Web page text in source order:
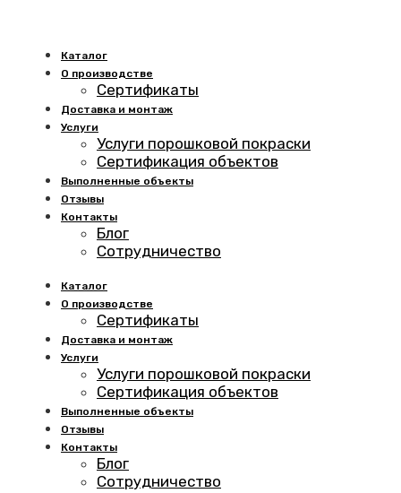
Каталог
О производстве
Сертификаты
Доставка и монтаж
Услуги
Услуги порошковой покраски
Сертификация объектов
Выполненные объекты
Отзывы
Контакты
Блог
Сотрудничество
Каталог
О производстве
Сертификаты
Доставка и монтаж
Услуги
Услуги порошковой покраски
Сертификация объектов
Выполненные объекты
Отзывы
Контакты
Блог
Сотрудничество